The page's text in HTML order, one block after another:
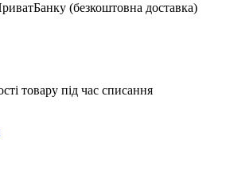
(безкоштовна доставка)
товару під час списання